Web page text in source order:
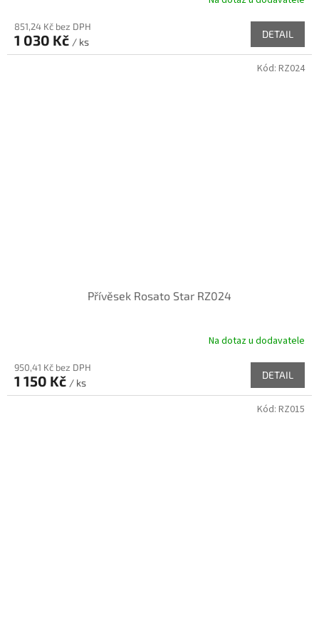
851,24 Kč bez DPH
1 030 Kč / ks
DETAIL
Přívěsek Rosato Star RZ024
Na dotaz u dodavatele
950,41 Kč bez DPH
1 150 Kč / ks
DETAIL
Kód: RZ024
Kód: RZ015